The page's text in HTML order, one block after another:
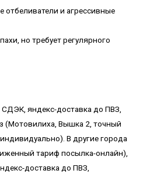
отбеливатели и агрессивные
но требует регулярного
яндекс-доставка до ПВЗ,
(Мотовилиха, Вышка 2, точный
В другие города
тариф посылка-онлайн),
доставка до ПВЗ,